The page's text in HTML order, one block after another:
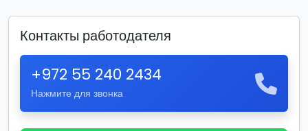
Контакты работодателя
+972 55 240 2434
Нажмите для звонка